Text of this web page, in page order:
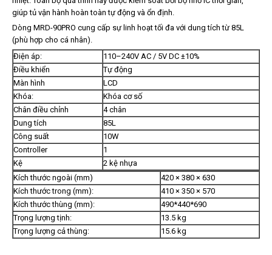
giúp tủ vận hành hoàn toàn tự động và ổn định.
Dòng MRD-90PRO cung cấp sự linh hoạt tối đa với dung tích từ 85L
(phù hợp cho cá nhân).
Điện áp:
110–240V AC / 5V DC ±10%
Điều khiển
Tự động
Màn hình
LCD
Khóa:
Khóa cơ số
Chân điều chỉnh
4 chân
Dung tích
85L
Công suất
10W
Controller
1
Kệ
2 kệ nhựa
Kích thước ngoài (mm)
420 × 380 × 630
Kích thước trong (mm):
410 × 350 × 570
Kích thước thùng (mm):
490*440*690
Trọng lượng tịnh:
13.5 kg
Trọng lượng cả thùng:
15.6 kg